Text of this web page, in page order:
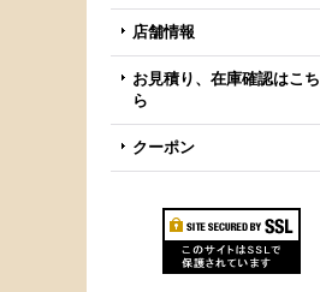
店舗情報
お見積り、在庫確認はこち
ら
クーポン